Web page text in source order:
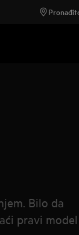
Bilo da
pravi model